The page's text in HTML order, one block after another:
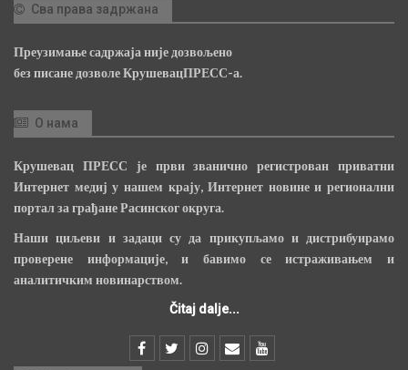
Сва права задржана
Преузимање садржаја није дозвољено
без писане дозволе КрушевацПРЕСС-а.
О нама
Крушевац ПРЕСС је први званично регистрован приватни
Интернет медиј у нашем крају, Интернет новине и регионални
портал за грађане Расинског округа.
Наши циљеви и задаци су да прикупљамо и дистрибуирамо
проверене информације, и бавимо се истраживањем и
аналитичким новинарством.
Čitaj dalje...